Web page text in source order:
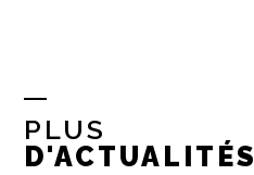
PLUS
D'ACTUALITÉS